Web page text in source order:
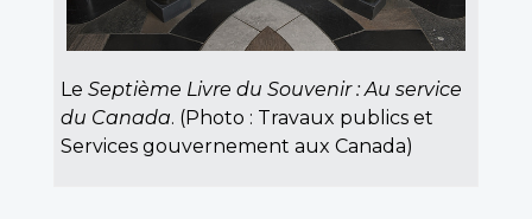
Le Septième Livre du Souvenir : Au service
du Canada. (Photo : Travaux publics et
Services gouvernement aux Canada)